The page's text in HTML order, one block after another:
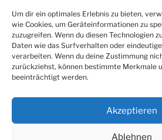
Um dir ein optimales Erlebnis zu bieten,
wie Cookies, um Geräteinformationen zu
zuzugreifen. Wenn du diesen Technologien
Daten wie das Surfverhalten oder
verarbeiten. Wenn du deine Zustimmung
zurückziehst, können bestimmte Merkmale
beeinträchtigt werden.
Akzeptieren
Ablehnen